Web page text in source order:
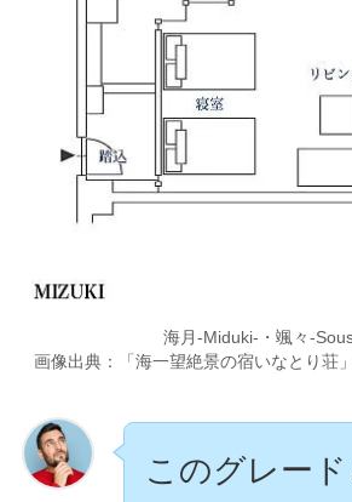
海月-Miduki-・颯々-
画像出典：「海一望絶景の宿いなとり荘
このグレード